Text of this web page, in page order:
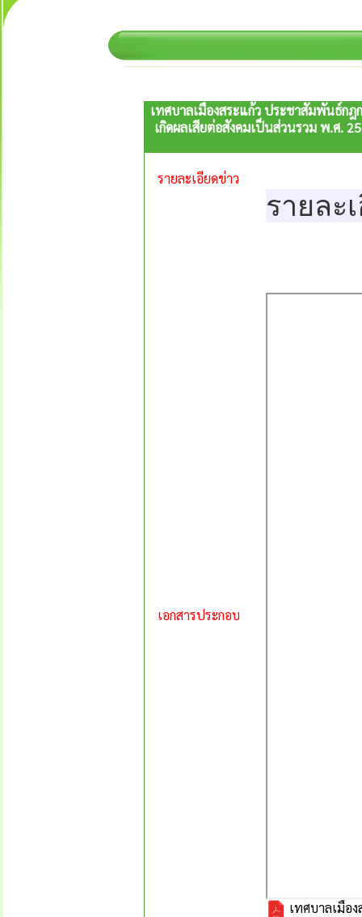
เทศบาลเมืองสระแก้ว ประชาสัมพันธ์ก
เกิดผลเสียต่อสังคมเป็นส่วนรวม พ.ศ.
รายละเอียดข่าว
รายละ
เอกสารประกอบ
เทศบาลเมือ